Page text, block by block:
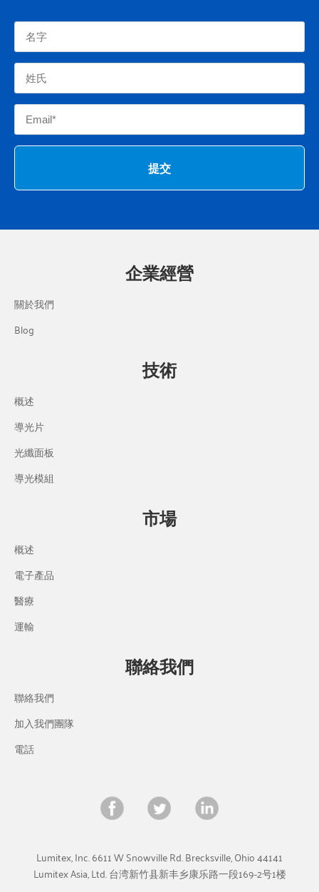
企業經營
關於我們
Blog
技術
概述
導光片
光纖面板
導光模組
市場
概述
電子產品
醫療
運輸
聯絡我們
聯絡我們
加入我們團隊
電話
Lumitex, Inc. 6611 W Snowville Rd. Brecksville, Ohio 44141
Lumitex Asia, Ltd. 台湾新竹县新丰乡康乐路一段​​169-2号1楼